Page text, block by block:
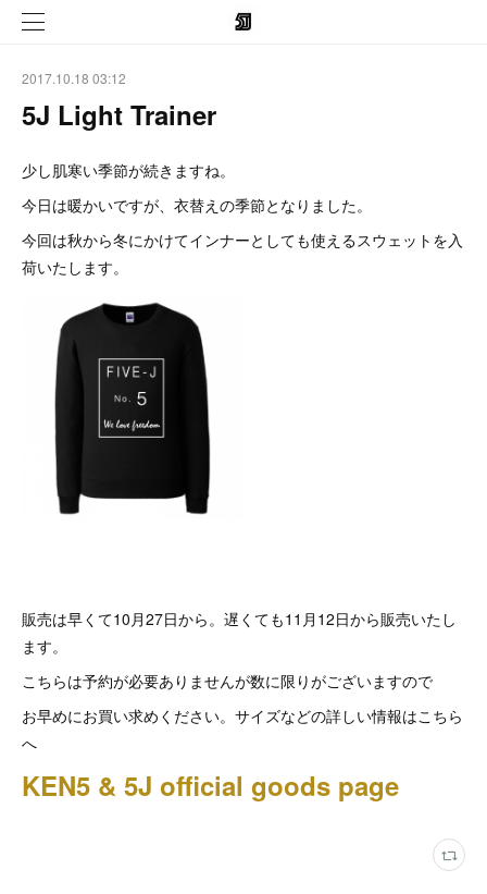
2017.10.18 03:12
5J Light Trainer
少し肌寒い季節が続きますね。
今日は暖かいですが、衣替えの季節となりました。
今回は秋から冬にかけてインナーとしても使えるスウェットを入
荷いたします。
販売は早くて10月27日から。遅くても11月12日から販売いたし
ます。
こちらは予約が必要ありませんが数に限りがございますので
お早めにお買い求めください。サイズなどの詳しい情報はこちら
へ
KEN5 & 5J official goods page